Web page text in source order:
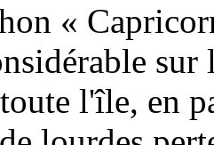
«
l'île, en